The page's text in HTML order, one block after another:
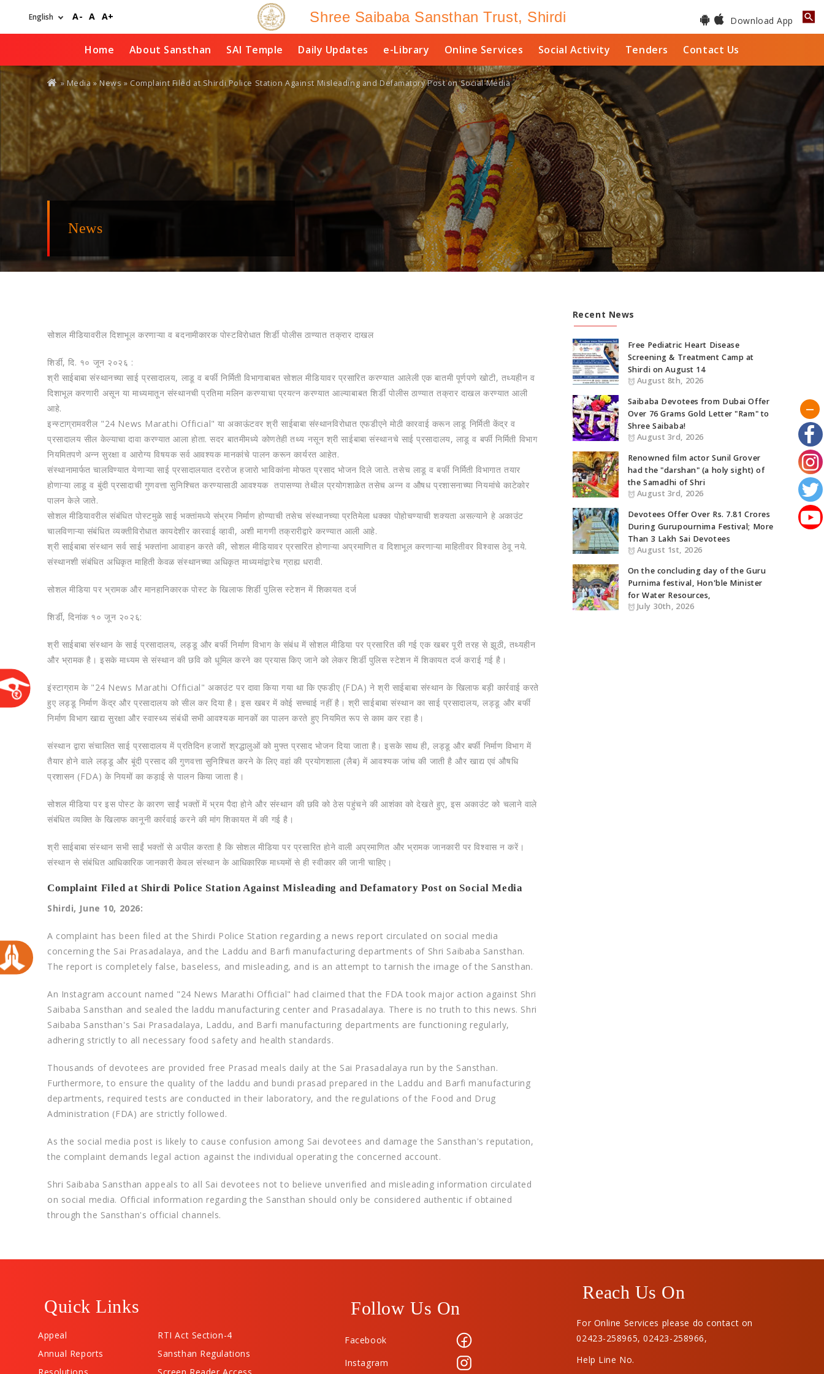
A- A A+ Shree Saibaba Sansthan Trust, Shirdi Download App
Home About Sansthan SAI Temple Daily Updates e-Library Online Services Social Activity Tenders Contact Us
You
are
here
» Media »News» Complaint Filed at Shirdi Police Station Against Misleading and Defamatory Post on Social Media
News
सोशल मीडियावरील दिशाभूल करणाऱ्या व बदनामीकारक पोस्टविरोधात शिर्डी पोलीस ठाण्यात तक्रार दाखल
शिर्डी, दि. १० जून २०२६ :
श्री साईबाबा संस्थानच्या साई प्रसादालय, लाडू व बर्फी निर्मिती विभागाबाबत सोशल मीडियावर प्रसारित करण्यात आलेली एक बातमी पूर्णपणे खोटी, तथ्यहीन व
दिशाभूल करणारी असून या माध्यमातून संस्थानची प्रतिमा मलिन करण्याचा प्रयत्न करण्यात आल्याबाबत शिर्डी पोलीस ठाण्यात तक्रार दाखल करण्यात आली
आहे.
इन्स्टाग्रामवरील "24 News Marathi Official" या अकाऊंटवर श्री साईबाबा संस्थानविरोधात एफडीएने मोठी कारवाई करून लाडू निर्मिती केंद्र व
प्रसादालय सील केल्याचा दावा करण्यात आला होता. सदर बातमीमध्ये कोणतेही तथ्य नसून श्री साईबाबा संस्थानचे साई प्रसादालय, लाडू व बर्फी निर्मिती विभाग
नियमितपणे अन्न सुरक्षा व आरोग्य विषयक सर्व आवश्यक मानकांचे पालन करून कार्यरत आहेत.
संस्थानामार्फत चालविण्यात येणाऱ्या साई प्रसादालयात दररोज हजारो भाविकांना मोफत प्रसाद भोजन दिले जाते. तसेच लाडू व बर्फी निर्मिती विभागात तयार
होणाऱ्या लाडू व बुंदी प्रसादाची गुणवत्ता सुनिश्चित करण्यासाठी आवश्यक तपासण्या तेथील प्रयोगशाळेत तसेच अन्न व औषध प्रशासनाच्या नियमांचे काटेकोर
पालन केले जाते.
सोशल मीडियावरील संबंधित पोस्टमुळे साई भक्तांमध्ये संभ्रम निर्माण होण्याची तसेच संस्थानच्या प्रतिमेला धक्का पोहोचण्याची शक्यता असल्याने हे अकाउंट
चालविणाऱ्या संबंधित व्यक्तीविरोधात कायदेशीर कारवाई व्हावी, अशी मागणी तक्रारीद्वारे करण्यात आली आहे.
श्री साईबाबा संस्थान सर्व साई भक्तांना आवाहन करते की, सोशल मीडियावर प्रसारित होणाऱ्या अप्रमाणित व दिशाभूल करणाऱ्या माहितीवर विश्वास ठेवू नये.
संस्थानशी संबंधित अधिकृत माहिती केवळ संस्थानच्या अधिकृत माध्यमांद्वारेच ग्राह्य धरावी.
सोशल मीडिया पर भ्रामक और मानहानिकारक पोस्ट के खिलाफ शिर्डी पुलिस स्टेशन में शिकायत दर्ज
​शिर्डी, दिनांक १० जून २०२६:
श्री साईबाबा संस्थान के साई प्रसादालय, लड्डू और बर्फी निर्माण विभाग के संबंध में सोशल मीडिया पर प्रसारित की गई एक खबर पूरी तरह से झूठी, तथ्यहीन
और भ्रामक है। इसके माध्यम से संस्थान की छवि को धूमिल करने का प्रयास किए जाने को लेकर शिर्डी पुलिस स्टेशन में शिकायत दर्ज कराई गई है।
​इंस्टाग्राम के "24 News Marathi Official" अकाउंट पर दावा किया गया था कि एफडीए (FDA) ने श्री साईबाबा संस्थान के खिलाफ बड़ी कार्रवाई करते
हुए लड्डू निर्माण केंद्र और प्रसादालय को सील कर दिया है। इस खबर में कोई सच्चाई नहीं है। श्री साईबाबा संस्थान का साई प्रसादालय, लड्डू और बर्फी
निर्माण विभाग खाद्य सुरक्षा और स्वास्थ्य संबंधी सभी आवश्यक मानकों का पालन करते हुए नियमित रूप से काम कर रहा है।
​संस्थान द्वारा संचालित साई प्रसादालय में प्रतिदिन हजारों श्रद्धालुओं को मुफ्त प्रसाद भोजन दिया जाता है। इसके साथ ही, लड्डू और बर्फी निर्माण विभाग में
तैयार होने वाले लड्डू और बूंदी प्रसाद की गुणवत्ता सुनिश्चित करने के लिए वहां की प्रयोगशाला (लैब) में आवश्यक जांच की जाती है और खाद्य एवं औषधि
प्रशासन (FDA) के नियमों का कड़ाई से पालन किया जाता है।
​सोशल मीडिया पर इस पोस्ट के कारण साईं भक्तों में भ्रम पैदा होने और संस्थान की छवि को ठेस पहुंचने की आशंका को देखते हुए, इस अकाउंट को चलाने वाले
संबंधित व्यक्ति के खिलाफ कानूनी कार्रवाई करने की मांग शिकायत में की गई है।
​श्री साईबाबा संस्थान सभी साईं भक्तों से अपील करता है कि सोशल मीडिया पर प्रसारित होने वाली अप्रमाणित और भ्रामक जानकारी पर विश्वास न करें।
संस्थान से संबंधित आधिकारिक जानकारी केवल संस्थान के आधिकारिक माध्यमों से ही स्वीकार की जानी चाहिए।
Complaint Filed at Shirdi Police Station Against Misleading and Defamatory Post on Social Media
Shirdi, June 10, 2026:
A complaint has been filed at the Shirdi Police Station regarding a news report circulated on social media
concerning the Sai Prasadalaya, and the Laddu and Barfi manufacturing departments of Shri Saibaba Sansthan.
The report is completely false, baseless, and misleading, and is an attempt to tarnish the image of the Sansthan.
​An Instagram account named "24 News Marathi Official" had claimed that the FDA took major action against Shri
Saibaba Sansthan and sealed the laddu manufacturing center and Prasadalaya. There is no truth to this news. Shri
Saibaba Sansthan's Sai Prasadalaya, Laddu, and Barfi manufacturing departments are functioning regularly,
adhering strictly to all necessary food safety and health standards.
​Thousands of devotees are provided free Prasad meals daily at the Sai Prasadalaya run by the Sansthan.
Furthermore, to ensure the quality of the laddu and bundi prasad prepared in the Laddu and Barfi manufacturing
departments, required tests are conducted in their laboratory, and the regulations of the Food and Drug
Administration (FDA) are strictly followed.
​As the social media post is likely to cause confusion among Sai devotees and damage the Sansthan's reputation,
the complaint demands legal action against the individual operating the concerned account.
​Shri Saibaba Sansthan appeals to all Sai devotees not to believe unverified and misleading information circulated
on social media. Official information regarding the Sansthan should only be considered authentic if obtained
through the Sansthan's official channels.
Recent News
Free Pediatric Heart Disease
Screening & Treatment Camp at
Shirdi on August 14
August 8th, 2026
Saibaba Devotees from Dubai Offer
Over 76 Grams Gold Letter "Ram" to
Shree Saibaba!
August 3rd, 2026
Renowned film actor Sunil Grover
had the "darshan" (a holy sight) of
the Samadhi of Shri
August 3rd, 2026
Devotees Offer Over Rs. 7.81 Crores
During Gurupournima Festival; More
Than 3 Lakh Sai Devotees
August 1st, 2026
On the concluding day of the Guru
Purnima festival, Hon'ble Minister
for Water Resources,
July 30th, 2026
Quick Links
Appeal
RTI Act Section-4
Annual Reports
Sansthan Regulations
Follow Us On
Facebook
Instagram
Reach Us On
For Online Services please do contact on
02423-258965,02423-258966,
Help Line No.